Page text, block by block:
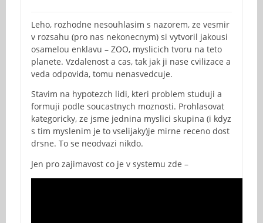
Leho, rozhodne nesouhlasim s nazorem, ze vesmir
v rozsahu (pro nas nekonecnym) si vytvoril jakousi
osamelou enklavu – ZOO, myslicich tvoru na teto
planete. Vzdalenost a cas, tak jak ji nase cvilizace a
veda odpovida, tomu nenasvedcuje.
Stavim na hypotezch lidi, kteri problem studuji a
formuji podle soucastnych moznosti. Prohlasovat
kategoricky, ze jsme jednina myslici skupina (i kdyz
s tim myslenim je to vselijaky)je mirne receno dost
drsne. To se neodvazi nikdo.
Jen pro zajimavost co je v systemu zde –